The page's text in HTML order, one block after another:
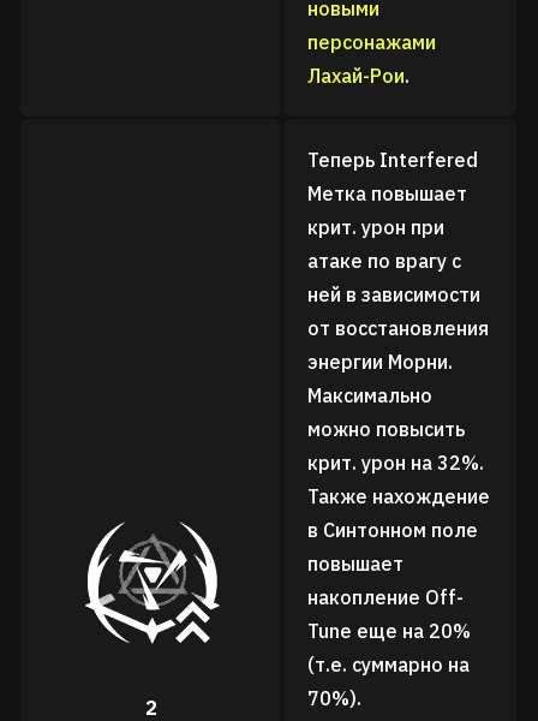
новыми
персонажами
Лахай-Рои.
2
Теперь Interfered
Метка повышает
крит. урон при
атаке по врагу с
ней в зависимости
от восстановления
энергии Морни.
Максимально
можно повысить
крит. урон на 32%.
Также нахождение
в Синтонном поле
повышает
накопление Off-
Tune еще на 20%
(т.е. суммарно на
70%).